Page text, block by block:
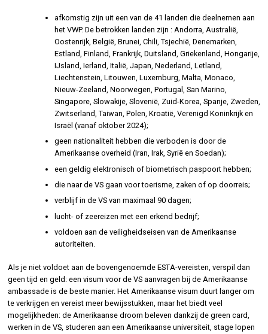
afkomstig zijn uit een van de 41 landen die deelnemen aan
het VWP. De betrokken landen zijn : Andorra, Australië,
Oostenrijk, België, Brunei, Chili, Tsjechië, Denemarken,
Estland, Finland, Frankrijk, Duitsland, Griekenland, Hongarije,
IJsland, Ierland, Italië, Japan, Nederland, Letland,
Liechtenstein, Litouwen, Luxemburg, Malta, Monaco,
Nieuw-Zeeland, Noorwegen, Portugal, San Marino,
Singapore, Slowakije, Slovenië, Zuid-Korea, Spanje, Zweden,
Zwitserland, Taiwan, Polen, Kroatië, Verenigd Koninkrijk en
Israël (vanaf oktober 2024);
geen nationaliteit hebben die verboden is door de
Amerikaanse overheid (Iran, Irak, Syrië en Soedan);
een geldig elektronisch of biometrisch paspoort hebben;
die naar de VS gaan voor toerisme, zaken of op doorreis;
verblijf in de VS van maximaal 90 dagen;
lucht- of zeereizen met een erkend bedrijf;
voldoen aan de veiligheidseisen van de Amerikaanse
autoriteiten.
Als je niet voldoet aan de bovengenoemde ESTA-vereisten, verspil dan
geen tijd en geld: een visum voor de VS aanvragen bij de Amerikaanse
ambassade is de beste manier. Het Amerikaanse visum duurt langer om
te verkrijgen en vereist meer bewijsstukken, maar het biedt veel
mogelijkheden: de Amerikaanse droom beleven dankzij de green card,
werken in de VS, studeren aan een Amerikaanse universiteit, stage lopen